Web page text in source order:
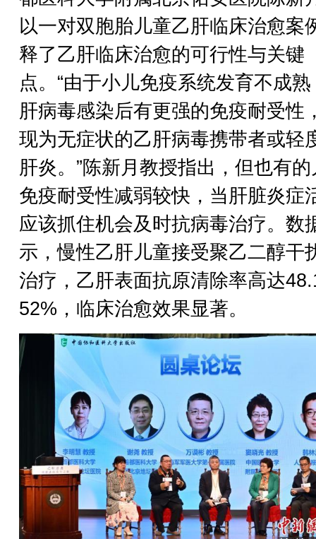
以一对双胞胎儿童乙肝临床治愈案
释了乙肝临床治愈的可行性与关键
点。“由于小儿免疫系统发育不成
肝病毒感染后有更强的免疫耐受性
现为无症状的乙肝病毒携带者或轻
肝炎。”陈新月教授指出，但也有
免疫耐受性减弱较快，当肝脏炎症
应该抓住机会及时抗病毒治疗。数
示，慢性乙肝儿童接受聚乙二醇干
治疗，乙肝表面抗原清除率高达
52%，临床治愈效果显著。